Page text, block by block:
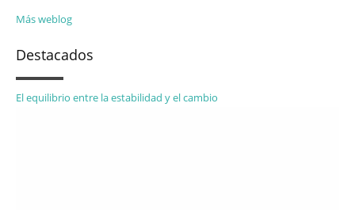
Más weblog
Destacados
El equilibrio entre la estabilidad y el cambio